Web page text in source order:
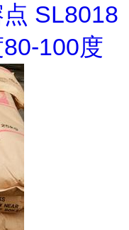
SL8018
100度